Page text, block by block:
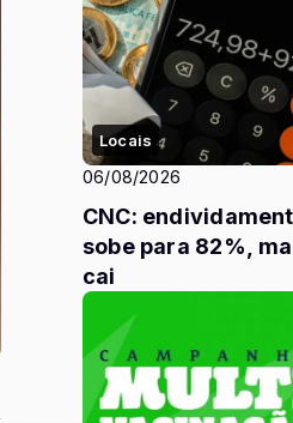
Locais
06/08/2026
CNC:
sobe para 82%,
cai